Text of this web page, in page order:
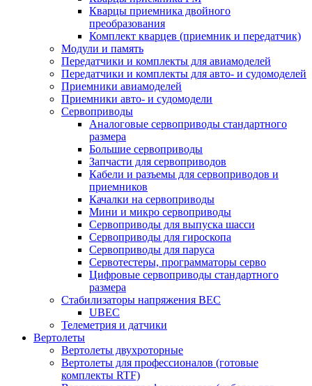
Кварцы приемника двойного
преобразования
Комплект кварцев (приемник и передатчик)
Модули и память
Передатчики и комплекты для авиамоделей
Передатчики и комплекты для авто- и судомоделей
Приемники авиамоделей
Приемники авто- и судомодели
Сервоприводы
Аналоговые сервоприводы стандартного
размера
Большие сервоприводы
Запчасти для сервоприводов
Кабели и разъемы для сервоприводов и
приемников
Качалки на сервоприводы
Мини и микро сервоприводы
Сервоприводы для выпуска шасси
Сервоприводы для гироскопа
Сервоприводы для паруса
Сервотестеры, программаторы серво
Цифровые сервоприводы стандартного
размера
Стабилизаторы напряжения BEC
UBEC
Телеметрия и датчики
Вертолеты
Вертолеты двухроторные
Вертолеты для профессионалов (готовые
комплекты RTF)